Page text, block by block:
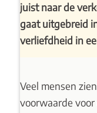
juist naar de
gaat uitgebreid
verliefdheid in
Veel mensen
voorwaarde